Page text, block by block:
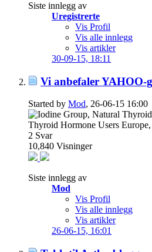
Siste innlegg av
Uregistrerte
Vis Profil
Vis alle innlegg
Vis artikler
30-09-15, 18:11
Vi anbefaler YAHOO-
Started by Mod, 26-06-15 16:00
2 Svar
10,840 Visninger
Siste innlegg av
Mod
Vis Profil
Vis alle innlegg
Vis artikler
26-06-15, 16:01